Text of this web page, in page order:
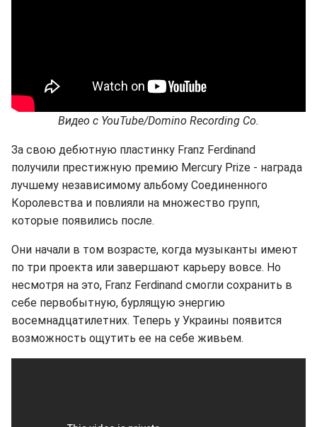
Видео с YouTube/Domino Recording Co.
За свою дебютную пластинку Franz Ferdinand
получили престижную премию Mercury Prize - награда
лучшему независимому альбому Соединенного
Королевства и повлияли на множество групп,
которые появились после.
Они начали в том возрасте, когда музыканты имеют
по три проекта или завершают карьеру вовсе. Но
несмотря на это, Franz Ferdinand смогли сохранить в
себе первобытную, бурлящую энергию
восемнадцатилетних. Теперь у Украины появится
возможность ощутить ее на себе живьем.